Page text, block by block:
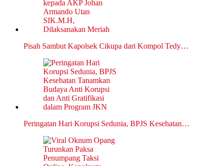
Pisah Sambut Kapolsek Cikupa dari Kompol Tedy…
Peringatan Hari Korupsi Sedunia, BPJS Kesehatan…